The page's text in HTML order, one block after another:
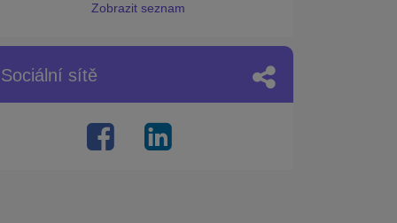
Zobrazit seznam
Sociální sítě